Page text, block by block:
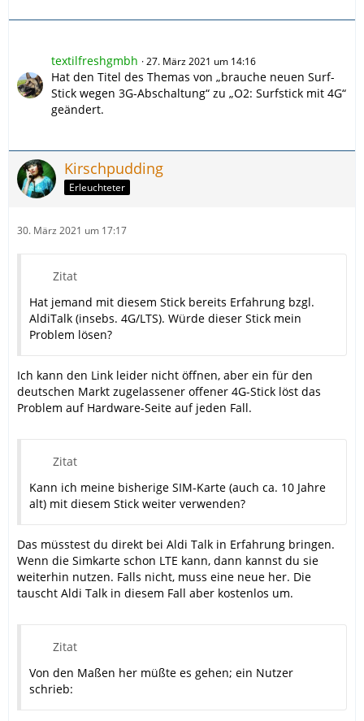
textilfreshgmbh 27. März 2021 um 14:16
Hat den Titel des Themas von „brauche neuen Surf-
Stick wegen 3G-Abschaltung“ zu „O2: Surfstick mit 4G“
geändert.
Kirschpudding
Erleuchteter
30. März 2021 um 17:17
Zitat
Hat jemand mit diesem Stick bereits Erfahrung bzgl.
AldiTalk (insebs. 4G/LTS). Würde dieser Stick mein
Problem lösen?
Ich kann den Link leider nicht öffnen, aber ein für den
deutschen Markt zugelassener offener 4G-Stick löst das
Problem auf Hardware-Seite auf jeden Fall.
Zitat
Kann ich meine bisherige SIM-Karte (auch ca. 10 Jahre
alt) mit diesem Stick weiter verwenden?
Das müsstest du direkt bei Aldi Talk in Erfahrung bringen.
Wenn die Simkarte schon LTE kann, dann kannst du sie
weiterhin nutzen. Falls nicht, muss eine neue her. Die
tauscht Aldi Talk in diesem Fall aber kostenlos um.
Zitat
Von den Maßen her müßte es gehen; ein Nutzer
schrieb: